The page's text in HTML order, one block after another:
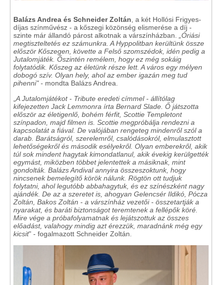
Balázs Andrea és Schneider Zoltán , a két Hollósi Frigyes-
díjas színművész - a kőszegi közönség elismerése a díj -
szinte már állandó párost alkotnak a várszínházban.
„Óriási
megtiszteltetés ez számunkra. A Hyppolitban kerültünk össze
először Kőszegen, követte a Felső szomszédok, idén pedig a
Jutalomjáték. Őszintén remélem, hogy ez még sokáig
folytatódik. Kőszeg az életünk része lett. A város egy mélyen
dobogó szív. Olyan hely, ahol az ember igazán meg tud
pihenni"- mondta Balázs Andrea.
A Jutalomjátékot - Tribute eredeti címmel - állítólag
kifejezetten Jack Lemmonra írta Bernard Slade. Ő játszotta
először az életigenlő, bohém férfit, Scottie Templetont
színpadon, majd filmen is. Scottie megpróbálja rendezni a
kapcsolatát a fiával. De valójában rengeteg mindenről szól a
darab. Barátságról, szerelemről, csalódásokról, elmulasztott
lehetőségekről és második esélyekről. Olyan emberekről, akik
túl sok mindent hagytak kimondatlanul, akik évekig kerülgették
egymást, miközben többet jelentettek a másiknak, mint
gondolták. Balázs Andival annyira összeszoktunk, hogy
nincsenek bemelegítő körök nálunk. Rögtön ott tudjuk
folytatni, ahol legutóbb abbahagytuk, és ez színészként nagy
ajándék. De az a szeretet is, ahogyan Gelencsér Ildikó, Pócza
Zoltán, Bakos Zoltán - a várszínház vezetői - összetartják a
nyarakat, és baráti biztonságot teremtenek a fellépők köré.
Mire vége a próbafolyamatnak és lejátszottuk az összes
előadást, valahogy mindig azt érezzük, maradnánk még egy
kicsit" - fogalmazott Schneider Zoltán.